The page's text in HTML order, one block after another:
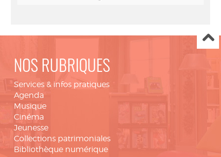
NOS RUBRIQUES
Services & infos pratiques
Agenda
Musique
Cinéma
Jeunesse
Collections patrimoniales
Bibliothèque numérique